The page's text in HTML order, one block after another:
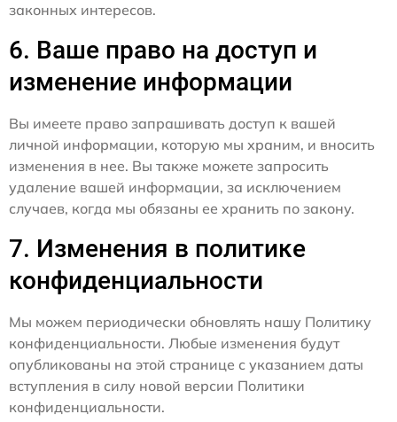
законных интересов.
6. Ваше право на доступ и
изменение информации
Вы имеете право запрашивать доступ к вашей
личной информации, которую мы храним, и вносить
изменения в нее. Вы также можете запросить
удаление вашей информации, за исключением
случаев, когда мы обязаны ее хранить по закону.
7. Изменения в политике
конфиденциальности
Мы можем периодически обновлять нашу Политику
конфиденциальности. Любые изменения будут
опубликованы на этой странице с указанием даты
вступления в силу новой версии Политики
конфиденциальности.